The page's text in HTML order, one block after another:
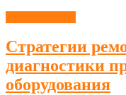
Стратегии
диагностики
оборудования